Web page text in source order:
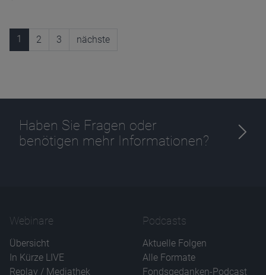
1 2 3 nächste
Haben Sie Fragen oder
benötigen mehr Informationen?
Webinare
Übersicht
In Kürze LIVE
Replay / Mediathek
Podcasts
Aktuelle Folgen
Alle Formate
Fondsgedanken-Podcast